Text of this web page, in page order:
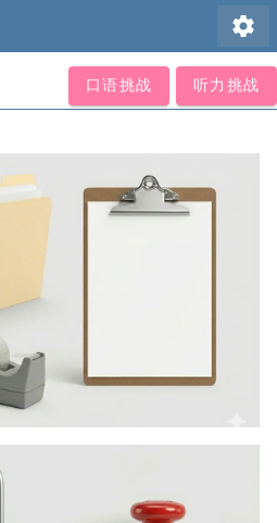
settings
口语挑战 听力挑战